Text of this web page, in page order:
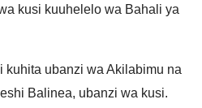
kusi kuuhelelo wa Bahali ya
kuhita ubanzi wa Akilabimu na
Balinea, ubanzi wa kusi.